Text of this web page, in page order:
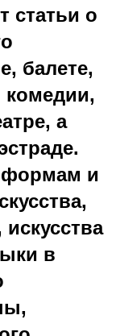
статьи о
балете,
комедии,
а
формам и
в